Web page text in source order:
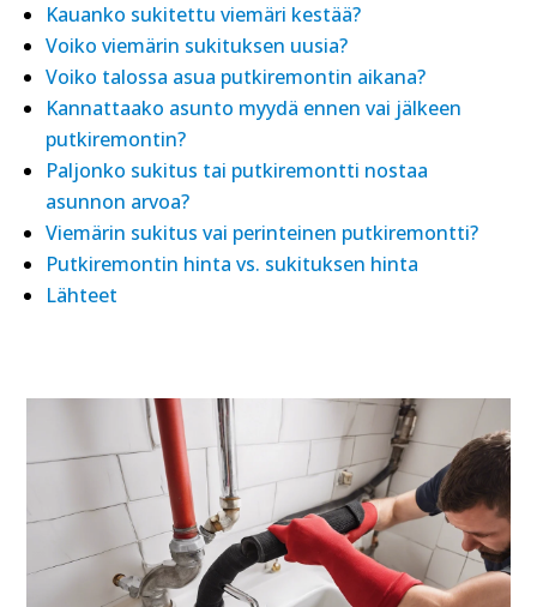
Kauanko sukitettu viemäri kestää?
Voiko viemärin sukituksen uusia?
Voiko talossa asua putkiremontin aikana?
Kannattaako asunto myydä ennen vai jälkeen
putkiremontin?
Paljonko sukitus tai putkiremontti nostaa
asunnon arvoa?
Viemärin sukitus vai perinteinen putkiremontti?
Putkiremontin hinta vs. sukituksen hinta
Lähteet